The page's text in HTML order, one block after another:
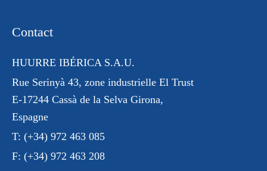
Contact
HUURRE IBÉRICA S.A.U.
Rue Serinyà 43, zone industrielle El Trust
E-17244 Cassà de la Selva Girona,
Espagne
T: (+34) 972 463 085
F: (+34) 972 463 208